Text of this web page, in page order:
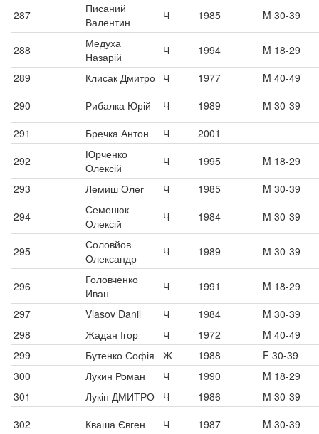
287
Писаний
Валентин
Ч 1985 M 30-39
288
Медуха
Назарій
Ч 1994
M 18-29
289
Клисак Дмитро Ч 1977
M 40-49
290
Рибалка Юрій Ч 1989
M 30-39
291
Бречка Антон Ч
2001
292
Юрченко
Олексій
Ч 1995
M 18-29
293
Лемиш Олег Ч 1985
M 30-39
294
Семенюк
Олексій
Ч 1984 M 30-39
295
Соловйов
Олександр
Ч 1989 M 30-39
296
Головченко
Иван
Ч 1991
M 18-29
297
Vlasov Danil Ч 1984
M 30-39
298
Жадан Ігор Ч 1972
M 40-49
299
Бутенко Софія Ж 1988
F 30-39
300
Лукин Роман Ч 1990
M 18-29
301
Лукін ДМИТРО Ч 1986
M 30-39
302
Кваша Євген Ч 1987 M 30-39